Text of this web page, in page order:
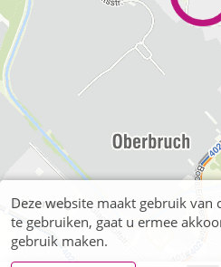
Deze website maakt gebruik van
te gebruiken, gaat u ermee
gebruik maken.